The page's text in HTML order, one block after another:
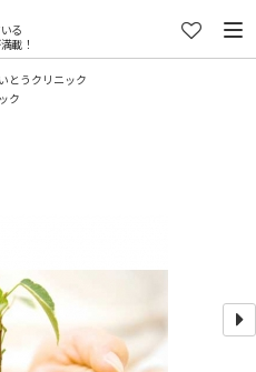
る
載！
とうクリニック
ク